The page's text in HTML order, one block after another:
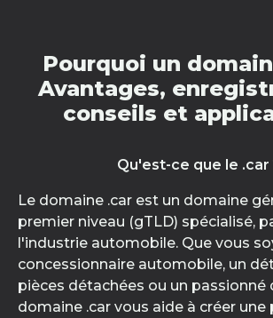
Pourquoi un
Avantages,
conseils et
Qu'est-ce que le .car
Le domaine .car est un domaine
premier niveau (gTLD) spécialisé,
l'industrie automobile. Que vous
concessionnaire automobile, un
pièces détachées ou un passionné
domaine .car vous aide à créer une